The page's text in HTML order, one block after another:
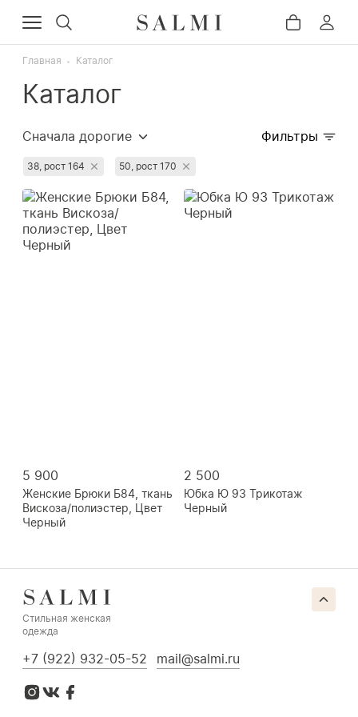
Главная Каталог
Каталог
Сначала дорогие
Сначала популярные
Недавно добавленные
Сначала со скидкой
Фильтры
38, рост 164 50, рост 170
5 900
Женские Брюки Б84, ткань
Вискоза/полиэстер, Цвет
Черный
2 500
Юбка Ю 93 Трикотаж
Черный
Стильная женская
одежда
+7 (922) 932-05-52 mail@salmi.ru